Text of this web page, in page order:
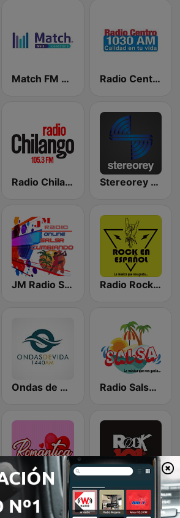
Match FM 99.3 Radio Centro
Radio Chilango 105.3 FM Stereorey México
JM Radio Salsa Cumbiando Radio Rock en Español México
Ondas de Paz 1440 AM Radio Salsa México
Radio Romántica México Rock 101